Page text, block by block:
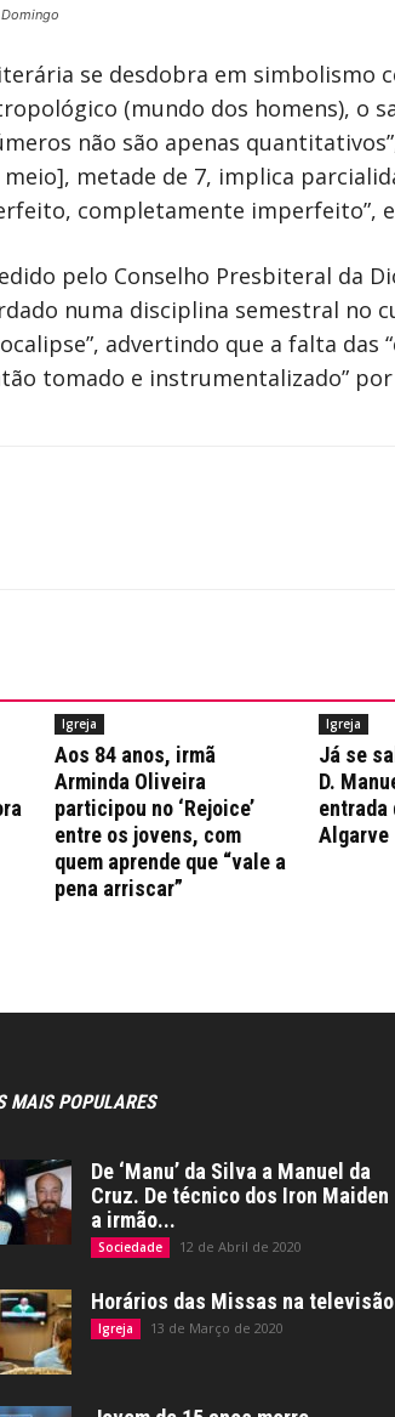
se desdobra em simbolismo
(mundo dos homens), o
não são apenas
metade de 7, implica
completamente imperfeito”,
pelo Conselho Presbiteral da
numa disciplina semestral no
advertindo que a falta das
tomado e instrumentalizado” por
Igreja
Aos 84 anos, irmã
Arminda Oliveira
participou no ‘Rejoice’
entre os jovens, com
quem aprende que “vale a
pena arriscar”
Igreja
Já se
D.
entrada
Algarve
MAIS POPULARES
De ‘Manu’ da Silva a Manuel da
Cruz. De técnico dos Iron Maiden
a irmão...
Sociedade 12 de Abril de 2020
Horários das Missas na televisão
Igreja 13 de Março de 2020